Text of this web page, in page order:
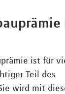
ist für
Teil des
wird mit